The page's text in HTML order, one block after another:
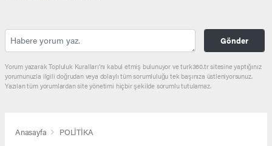
Gönder
Yorum yazarak Topluluk Kuralları’nı kabul etmiş bulunuyor ve turk360.tr sitesine yaptığınız
yorumunuzla ilgili doğrudan veya dolaylı tüm sorumluluğu tek başınıza üstleniyorsunuz.
Yazılan tüm yorumlardan site yönetimi hiçbir şekilde sorumlu tutulamaz.
Anasayfa POLİTİKA